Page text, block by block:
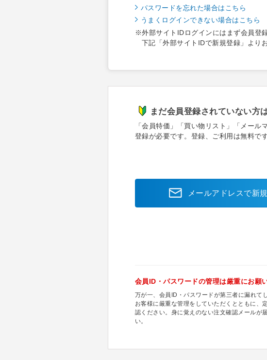
パスワードを忘れた場合はこちら
うまくログインできない場合はこちら
※外部サイトIDログインにはまず会員登
下記「外部サイトIDで新規登録」より
まだ会員登録されていない方
「会員特価」「買い物リスト」「メー
登録が必要です。登録、ご利用は無料です
メールアドレスで新
会員ID・パスワードの管理は厳重にお願
万が一、会員ID・パスワードが第三者に漏れて
お客様に厳重な管理をしていただくとともに、
認ください。身に覚えのない注文確認メールが
い。